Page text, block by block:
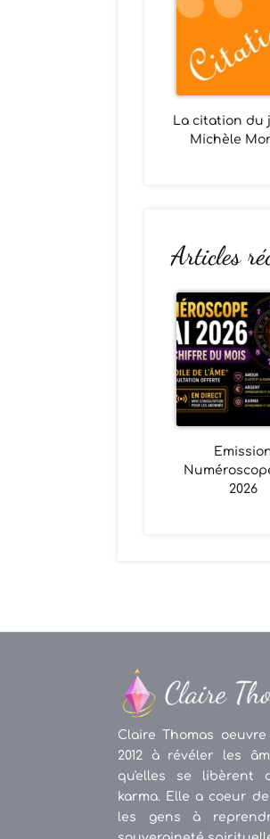
La citation du
Michèle
Articles
2026
Claire Thomas
2012 à révéler les
qu'elles se libèrent
karma. Elle a coeur
les gens à